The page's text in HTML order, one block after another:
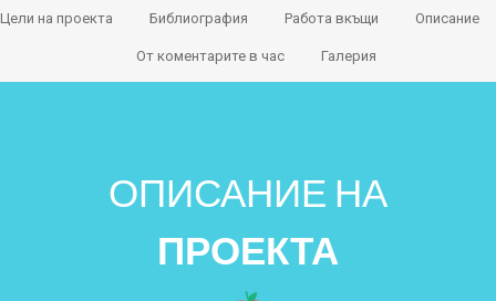
Цели на проекта Библиография Работа вкъщи Описание
От коментарите в час Галерия
ОПИСАНИЕ НА
ПРОЕКТА